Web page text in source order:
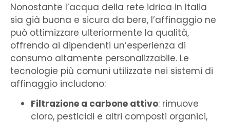
Nonostante l’acqua della rete idrica in Italia
sia già buona e sicura da bere, l’affinaggio ne
può ottimizzare ulteriormente la qualità,
offrendo ai dipendenti un’esperienza di
consumo altamente personalizzabile. Le
tecnologie più comuni utilizzate nei sistemi di
affinaggio includono:
Filtrazione a carbone attivo: rimuove
cloro, pesticidi e altri composti organici,